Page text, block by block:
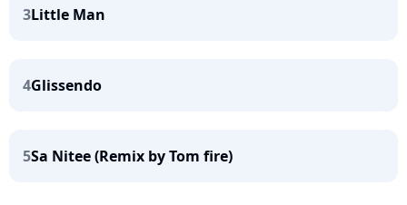
3Little Man
4Glissendo
5Sa Nitee (Remix by Tom fire)